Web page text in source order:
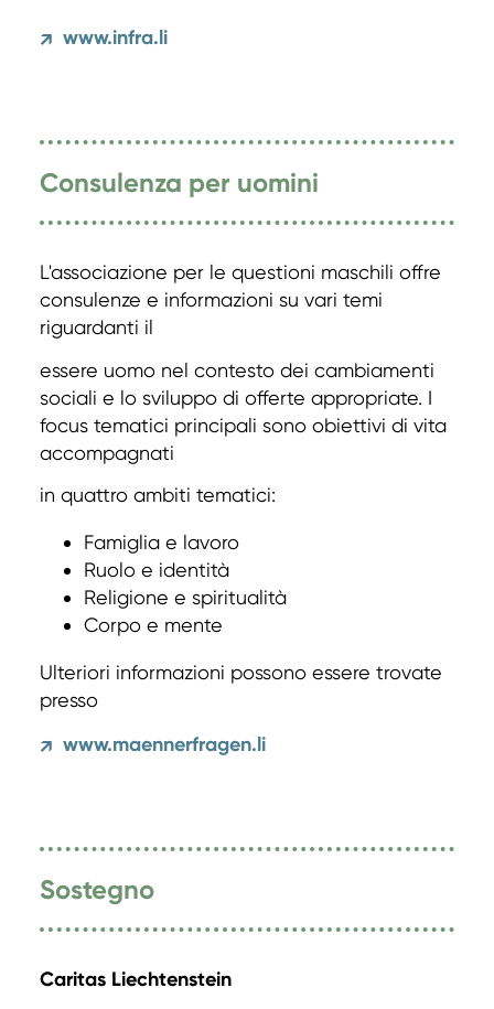
↗ www.infra.li
Consulenza per uomini
L'associazione per le questioni maschili offre
consulenze e informazioni su vari temi
riguardanti il
essere uomo nel contesto dei cambiamenti
sociali e lo sviluppo di offerte appropriate. I
focus tematici principali sono obiettivi di vita
accompagnati
in quattro ambiti tematici:
Famiglia e lavoro
Ruolo e identità
Religione e spiritualità
Corpo e mente
Ulteriori informazioni possono essere trovate
presso
↗ www.maennerfragen.li
Sostegno
Caritas Liechtenstein